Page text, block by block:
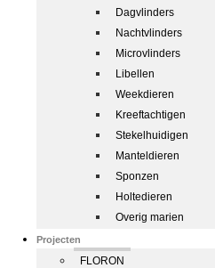
Dagvlinders
Nachtvlinders
Microvlinders
Libellen
Weekdieren
Kreeftachtigen
Stekelhuidigen
Manteldieren
Sponzen
Holtedieren
Overig marien
Projecten
FLORON